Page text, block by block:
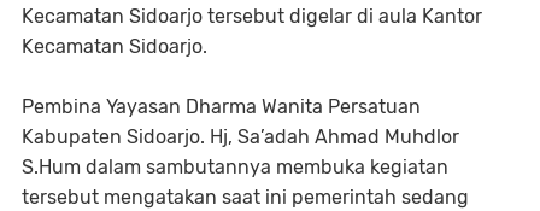
Kecamatan Sidoarjo tersebut digelar di aula Kantor
Kecamatan Sidoarjo.
Pembina Yayasan Dharma Wanita Persatuan
Kabupaten Sidoarjo. Hj, Sa’adah Ahmad Muhdlor
S.Hum dalam sambutannya membuka kegiatan
tersebut mengatakan saat ini pemerintah sedang